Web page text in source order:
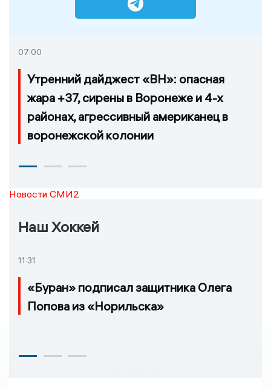
07:00
Утренний дайджест «ВН»: опасная
жара +37, сирены в Воронеже и 4-х
районах, агрессивный американец в
воронежской колонии
Новости СМИ2
Наш Хоккей
11:31
«Буран» подписал защитника Олега
Попова из «Норильска»